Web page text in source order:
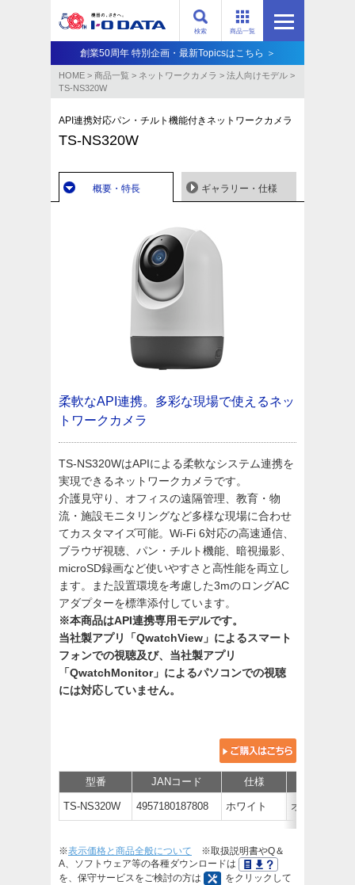
商品一覧
検索
創業50周年 特別企画・最新Topicsはこちら ＞
HOME > 商品一覧 > ネットワークカメラ > 法人向けモデル >
TS-NS320W
API連携対応パン・チルト機能付きネットワークカメラ
TS-NS320W
概要・特長 ギャラリー・仕様
柔軟なAPI連携。多彩な現場で使えるネッ
トワークカメラ
TS-NS320WはAPIによる柔軟なシステム連携を
実現できるネットワークカメラです。
介護見守り、オフィスの遠隔管理、教育・物
流・施設モニタリングなど多様な現場に合わせ
てカスタマイズ可能。Wi-Fi 6対応の高速通信、
ブラウザ視聴、パン・チルト機能、暗視撮影、
microSD録画など使いやすさと高性能を両立し
ます。また設置環境を考慮した3mのロングAC
アダプターを標準添付しています。
※本商品はAPI連携専用モデルです。
当社製アプリ「QwatchView」によるスマート
フォンでの視聴及び、当社製アプリ
「QwatchMonitor」によるパソコンでの視聴
には対応していません。
型番 JANコード 仕様
TS-NS320W 4957180187808 ホワイト オープン価
※表示価格と商品全般について ※取扱説明書やQ＆
A、ソフトウェア等の各種ダウンロードは
を、保守サービスをご検討の方は
をクリックして